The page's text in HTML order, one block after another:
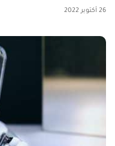
26 أكتوبر 2022